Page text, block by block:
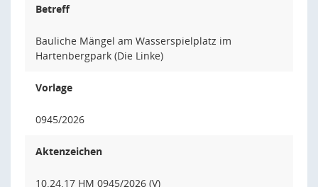
Betreff
Bauliche Mängel am Wasserspielplatz im
Hartenbergpark (Die Linke)
Vorlage
0945/2026
Aktenzeichen
10.24.17 HM 0945/2026 (V)